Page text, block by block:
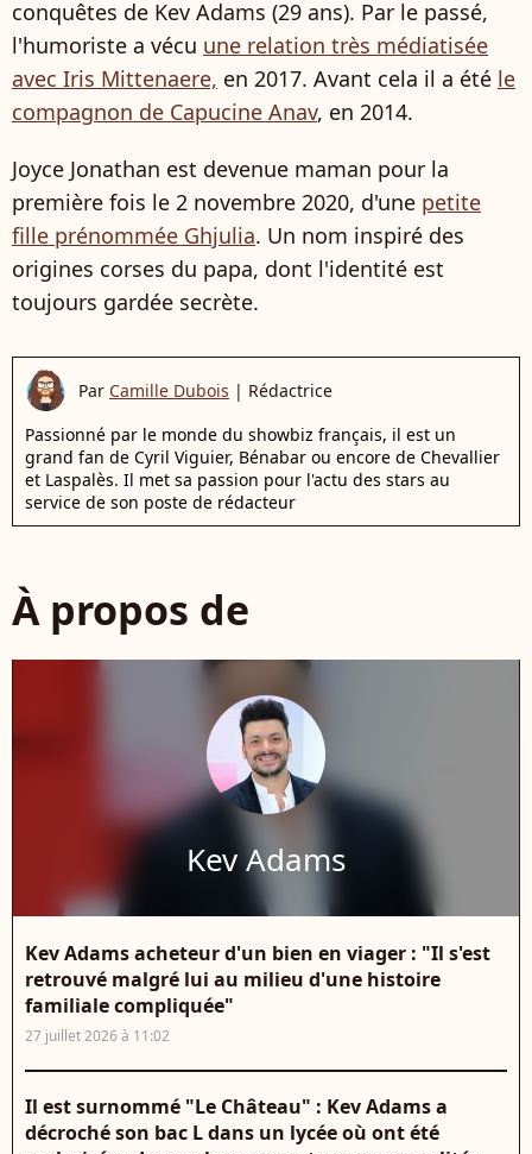
conquêtes de Kev Adams (29 ans). Par le passé,
l'humoriste a vécu une relation très médiatisée
avec Iris Mittenaere, en 2017. Avant cela il a été le
compagnon de Capucine Anav, en 2014.
Joyce Jonathan est devenue maman pour la
première fois le 2 novembre 2020, d'une petite
fille prénommée Ghjulia. Un nom inspiré des
origines corses du papa, dont l'identité est
toujours gardée secrète.
Par Camille Dubois | Rédactrice
Passionné par le monde du showbiz français, il est un
grand fan de Cyril Viguier, Bénabar ou encore de Chevallier
et Laspalès. Il met sa passion pour l'actu des stars au
service de son poste de rédacteur
À propos de
Kev Adams
Kev Adams acheteur d'un bien en viager : "Il s'est
retrouvé malgré lui au milieu d'une histoire
familiale compliquée"
27 juillet 2026 à 11:02
Il est surnommé "Le Château" : Kev Adams a
décroché son bac L dans un lycée où ont été